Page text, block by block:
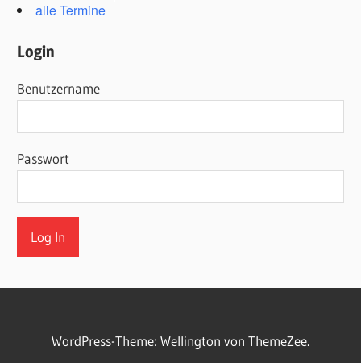
alle Termine
Login
Benutzername
Passwort
WordPress-Theme: Wellington von ThemeZee.